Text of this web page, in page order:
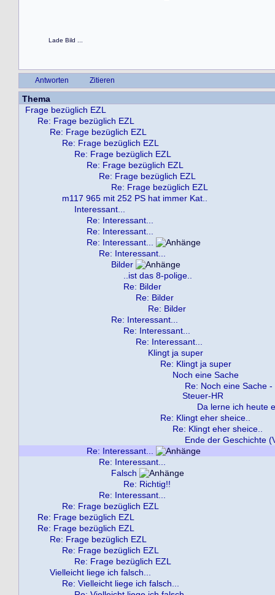
Lade Bild ...
Antworten Zitieren
Thema
Frage bezüglich EZL
Re: Frage bezüglich EZL
Re: Frage bezüglich EZL
Re: Frage bezüglich EZL
Re: Frage bezüglich EZL
Re: Frage bezüglich EZL
Re: Frage bezüglich EZL
Re: Frage bezüglich EZL
m117 965 mit 252 PS hat immer Kat..
Interessant...
Re: Interessant...
Re: Interessant...
Re: Interessant...
Re: Interessant...
Bilder
..ist das 8-polige..
Re: Bilder
Re: Bilder
Re: Bilder
Re: Interessant...
Re: Interessant...
Re: Interessant...
Klingt ja super
Re: Klingt ja super
Noch eine Sache
Re: Noch eine Sache
Steuer-HR
Da lerne ich heute
Re: Klingt eher sheice..
Re: Klingt eher sheice..
Ende der Geschichte
Re: Interessant...
Re: Interessant...
Falsch
Re: Richtig!!
Re: Interessant...
Re: Frage bezüglich EZL
Re: Frage bezüglich EZL
Re: Frage bezüglich EZL
Re: Frage bezüglich EZL
Re: Frage bezüglich EZL
Re: Frage bezüglich EZL
Vielleicht liege ich falsch...
Re: Vielleicht liege ich falsch...